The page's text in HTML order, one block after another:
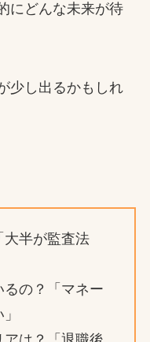
にどんな未来が待
少し出るかもしれ
大半が監査法
るの？「マネー